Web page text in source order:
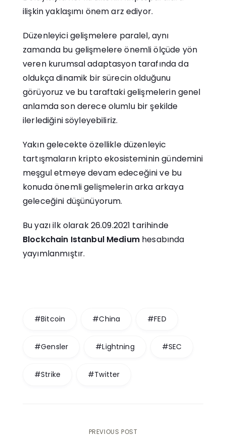
ilişkin yaklaşımı önem arz ediyor.
Düzenleyici gelişmelere paralel, aynı
zamanda bu gelişmelere önemli ölçüde yön
veren kurumsal adaptasyon tarafında da
oldukça dinamik bir sürecin olduğunu
görüyoruz ve bu taraftaki gelişmelerin genel
anlamda son derece olumlu bir şekilde
ilerlediğini söyleyebiliriz.
Yakın gelecekte özellikle düzenleyic
tartışmaların kripto ekosisteminin gündemini
meşgul etmeye devam edeceğini ve bu
konuda önemli gelişmelerin arka arkaya
geleceğini düşünüyorum.
Bu yazı ilk olarak 26.09.2021 tarihinde
Blockchain Istanbul Mediumhesabında
yayımlanmıştır.
#Bitcoin #China #FED
#Gensler #Lightning #SEC
#Strike #Twitter
PREVIOUS POST